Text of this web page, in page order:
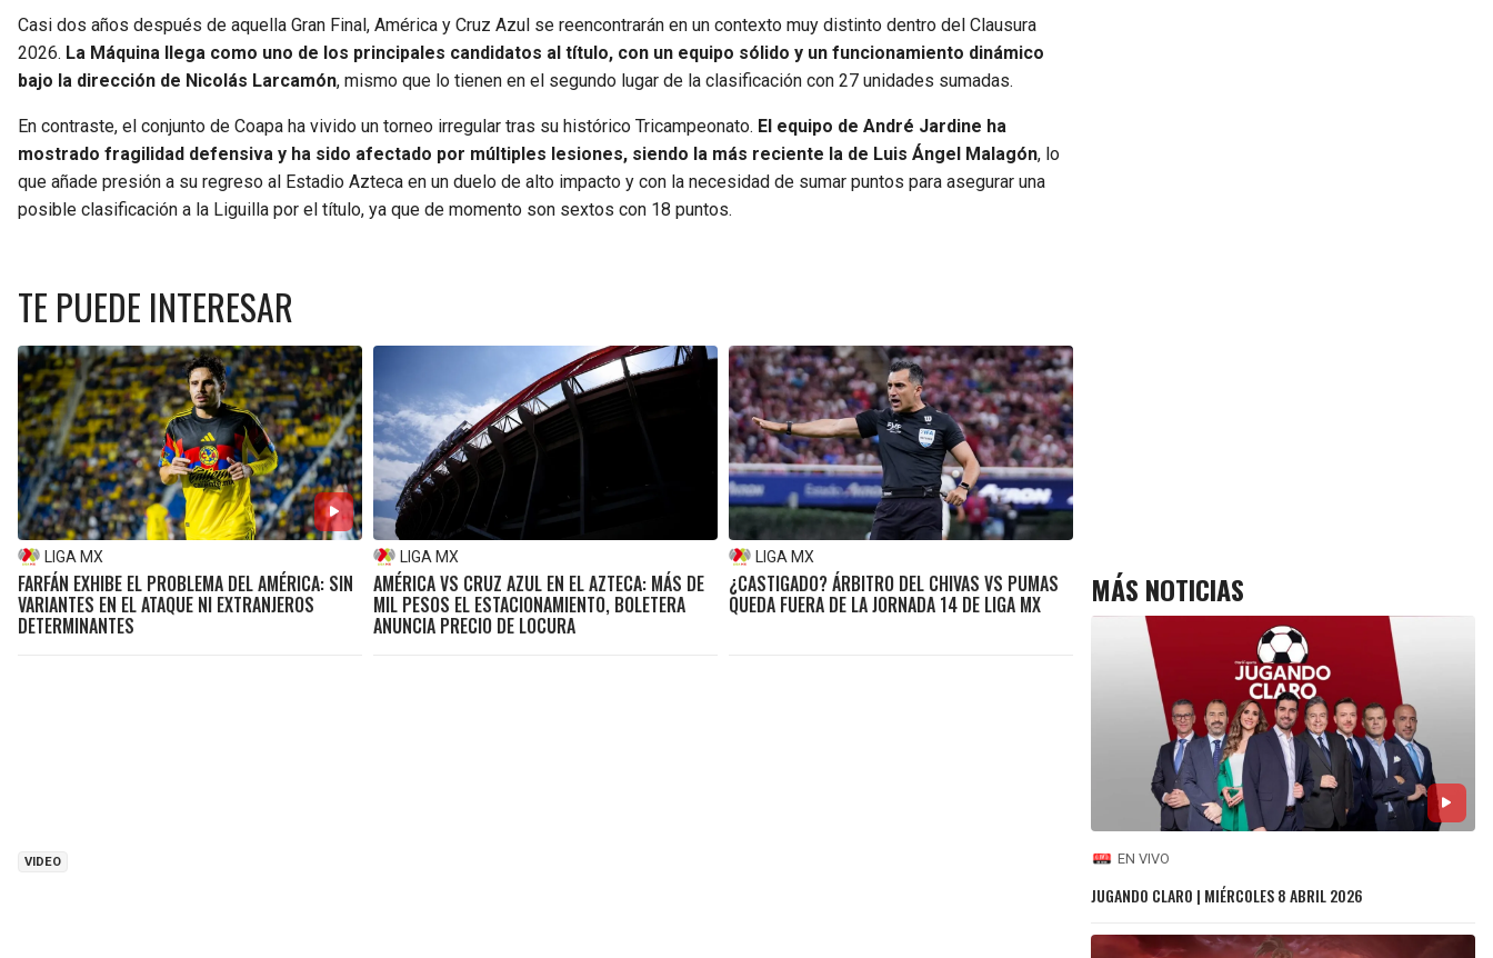
Casi dos años después de aquella Gran Final, América y Cruz Azul se reencontrarán en un contexto muy distinto dentro del Clausura
2026. La Máquina llega como uno de los principales candidatos al título, con un equipo sólido y un funcionamiento dinámico
bajo la dirección de Nicolás Larcamón, mismo que lo tienen en el segundo lugar de la clasificación con 27 unidades sumadas.
En contraste, el conjunto de Coapa ha vivido un torneo irregular tras su histórico Tricampeonato. El equipo de André Jardine ha
mostrado fragilidad defensiva y ha sido afectado por múltiples lesiones, siendo la más reciente la de Luis Ángel Malagón, lo
que añade presión a su regreso al Estadio Azteca en un duelo de alto impacto y con la necesidad de sumar puntos para asegurar una
posible clasificación a la Liguilla por el título, ya que de momento son sextos con 18 puntos.
TE PUEDE INTERESAR
LIGA MX
FARFÁN EXHIBE EL PROBLEMA DEL AMÉRICA: SIN
VARIANTES EN EL ATAQUE NI EXTRANJEROS
DETERMINANTES
LIGA MX
AMÉRICA VS CRUZ AZUL EN EL AZTECA: MÁS DE
MIL PESOS EL ESTACIONAMIENTO, BOLETERA
ANUNCIA PRECIO DE LOCURA
LIGA MX
¿CASTIGADO? ÁRBITRO DEL CHIVAS VS PUMAS
QUEDA FUERA DE LA JORNADA 14 DE LIGA MX
VIDEO
MÁS NOTICIAS
EN VIVO
JUGANDO CLARO | MIÉRCOLES 8 ABRIL 2026